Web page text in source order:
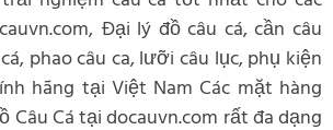
Đại lý đồ câu cá, cần câu
phao câu ca, lưỡi câu lục, phụ kiện
hãng tại Việt Nam Các mặt hàng
Câu Cá tại docauvn.com rất đa dạng